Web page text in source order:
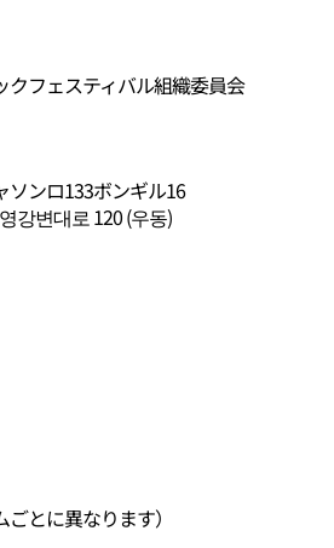
フェスティバル組織委員会
ソンロ133ボンギル16
강변대로 120 (우동)
とに異なります）